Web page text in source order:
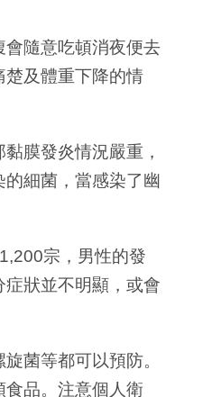
隨意吃頓消夜便去
楚及體重下降的情
膜發炎情況嚴重，
細菌，當感染了幽
宗，男性的發
狀並不明顯，或會
菌等都可以預防。
食品。注意個人衛